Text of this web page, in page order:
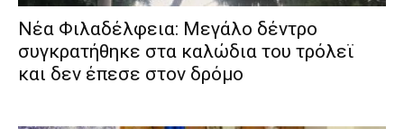
Νέα Φιλαδέλφεια: Μεγάλο δέντρο
συγκρατήθηκε στα καλώδια του τρόλεϊ
και δεν έπεσε στον δρόμο